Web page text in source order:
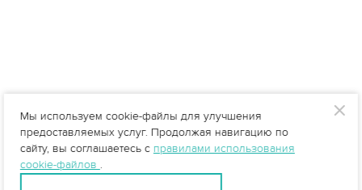
Мы используем cookie-файлы для улучшения
предоставляемых услуг. Продолжая навигацию по
сайту, вы соглашаетесь с правилами использования
cookie-файлов .